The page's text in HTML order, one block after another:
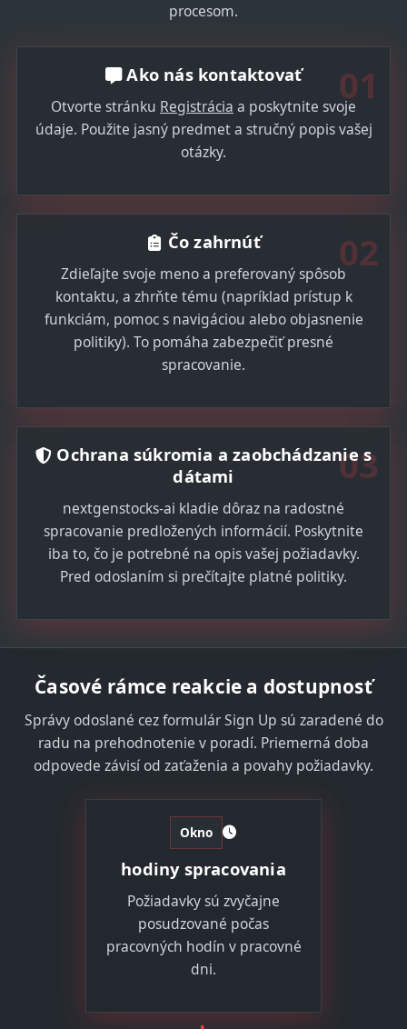
procesom.
01
Ako nás kontaktovať
Otvorte stránku Registrácia a poskytnite svoje
údaje. Použite jasný predmet a stručný popis vašej
otázky.
02
Čo zahrnúť
Zdieľajte svoje meno a preferovaný spôsob
kontaktu, a zhrňte tému (napríklad prístup k
funkciám, pomoc s navigáciou alebo objasnenie
politiky). To pomáha zabezpečiť presné
spracovanie.
03
Ochrana súkromia a zaobchádzanie s
dátami
nextgenstocks-ai kladie dôraz na radostné
spracovanie predložených informácií. Poskytnite
iba to, čo je potrebné na opis vašej požiadavky.
Pred odoslaním si prečítajte platné politiky.
Časové rámce reakcie a dostupnosť
Správy odoslané cez formulár Sign Up sú zaradené do
radu na prehodnotenie v poradí. Priemerná doba
odpovede závisí od zaťaženia a povahy požiadavky.
Okno
hodiny spracovania
Požiadavky sú zvyčajne
posudzované počas
pracovných hodín v pracovné
dni.